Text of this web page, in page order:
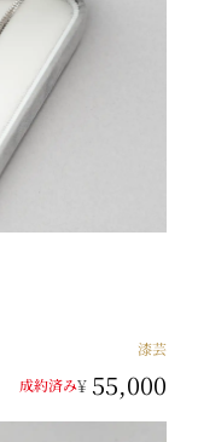
漆芸
成約済み¥ 55,000